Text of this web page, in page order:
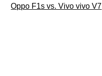
Oppo F1s vs. Vivo vivo V7